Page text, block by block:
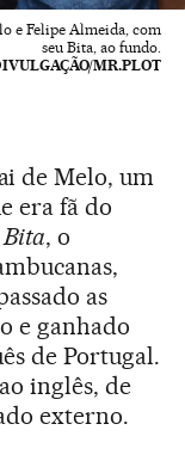
e Felipe Almeida, com
seu Bita, ao fundo.
MR.PLOT
de Melo, um
era fã do
Bita, o
as
e ganhado
de Portugal.
inglês, de
externo.